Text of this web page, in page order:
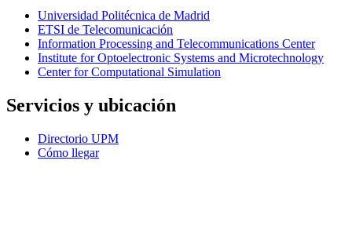
Universidad Politécnica de Madrid
ETSI de Telecomunicación
Information Processing and Telecommunications Center
Institute for Optoelectronic Systems and Microtechnology
Center for Computational Simulation
Servicios y ubicación
Directorio UPM
Cómo llegar